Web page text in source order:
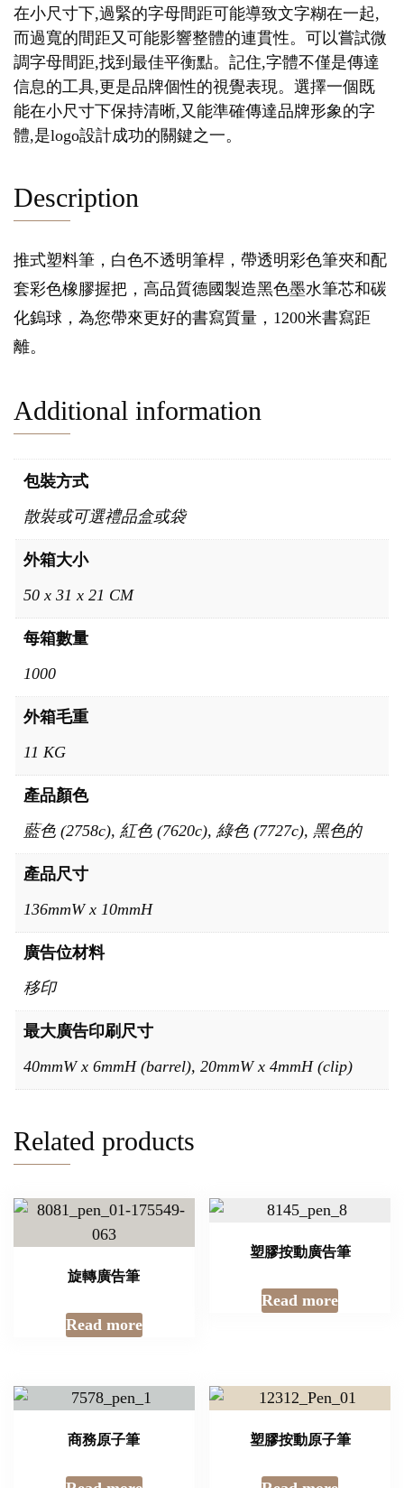
在小尺寸下,過緊的字母間距可能導致文字糊在一起,
而過寬的間距又可能影響整體的連貫性。可以嘗試微
調字母間距,找到最佳平衡點。記住,字體不僅是傳達
信息的工具,更是品牌個性的視覺表現。選擇一個既
能在小尺寸下保持清晰,又能準確傳達品牌形象的字
體,是logo設計成功的關鍵之一。
Description
推式塑料筆，白色不透明筆桿，帶透明彩色筆夾和配
套彩色橡膠握把，高品質德國製造黑色墨水筆芯和碳
化鎢球，為您帶來更好的書寫質量，1200米書寫距
離。
Additional information
包裝方式
散裝或可選禮品盒或袋
外箱大小
50 x 31 x 21 CM
每箱數量
1000
外箱毛重
11 KG
產品顏色
藍色 (2758c), 紅色 (7620c), 綠色 (7727c), 黑色的
產品尺寸
136mmW x 10mmH
廣告位材料
移印
最大廣告印刷尺寸
40mmW x 6mmH (barrel), 20mmW x 4mmH (clip)
Related products
旋轉廣告筆
Read more
塑膠按動廣告筆
Read more
商務原子筆 塑膠按動原子筆